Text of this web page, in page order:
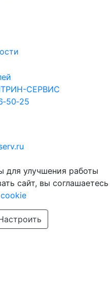
СЕРВИС
улучшения работы
сайт, вы соглашаетесь